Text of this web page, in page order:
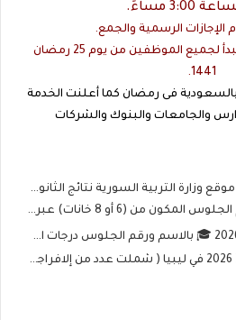
3:00 مساءً.
الإجازات الرسمية والجمع.
وإجازة عيد الفطر المبارك تبدأ لجميع الموظفين من يوم 25 رمضان
1441.
فى رمضان كما أعلنت الخدمة
والجامعات والبنوك والشركات
نتائج الثانوية العامة في سوريا 2026 نتيجة البكالوريا حسب الاسم ورقم الاكتتاب
عبر موقع وزارة التربية والتعليم الفلسطينية